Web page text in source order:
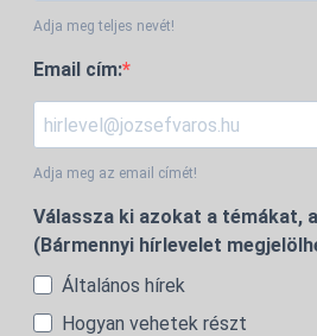
Adja meg teljes nevét!
Email cím:
Adja meg az email címét!
Válassza ki azokat a témákat,
(Bármennyi hírlevelet
Általános hírek
Hogyan vehetek részt